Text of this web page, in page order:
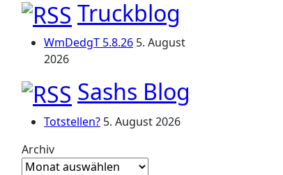
Truckblog
WmDedgT 5.8.26 5. August
2026
Sashs Blog
Totstellen? 5. August 2026
Archiv